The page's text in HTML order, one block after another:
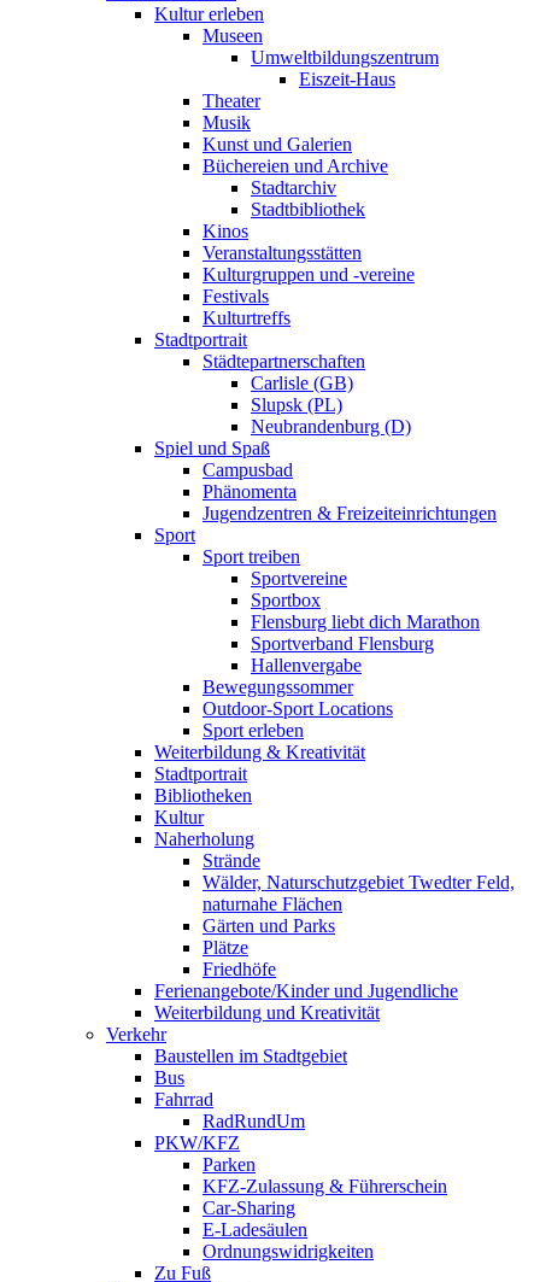
Kultur erleben
Museen
Umweltbildungszentrum
Eiszeit-Haus
Theater
Musik
Kunst und Galerien
Büchereien und Archive
Stadtarchiv
Stadtbibliothek
Kinos
Veranstaltungsstätten
Kulturgruppen und -vereine
Festivals
Kulturtreffs
Stadtportrait
Städtepartnerschaften
Carlisle (GB)
Slupsk (PL)
Neubrandenburg (D)
Spiel und Spaß
Campusbad
Phänomenta
Jugendzentren & Freizeiteinrichtungen
Sport
Sport treiben
Sportvereine
Sportbox
Flensburg liebt dich Marathon
Sportverband Flensburg
Hallenvergabe
Bewegungssommer
Outdoor-Sport Locations
Sport erleben
Weiterbildung & Kreativität
Stadtportrait
Bibliotheken
Kultur
Naherholung
Strände
Wälder, Naturschutzgebiet Twedter Feld,
naturnahe Flächen
Gärten und Parks
Plätze
Friedhöfe
Ferienangebote/Kinder und Jugendliche
Weiterbildung und Kreativität
Verkehr
Baustellen im Stadtgebiet
Bus
Fahrrad
RadRundUm
PKW/KFZ
Parken
KFZ-Zulassung & Führerschein
Car-Sharing
E-Ladesäulen
Ordnungswidrigkeiten
Zu Fuß